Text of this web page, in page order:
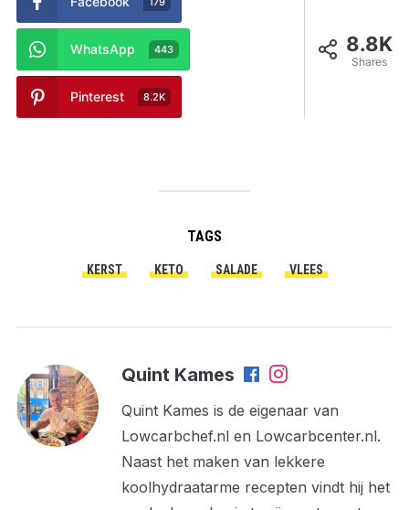
8.8K
Shares
WhatsApp 443
Pinterest 8.2K
TAGS
KERST KETO SALADE VLEES
Quint Kames
Quint Kames is de eigenaar van
Lowcarbchef.nl en Lowcarbcenter.nl.
Naast het maken van lekkere
koolhydraatarme recepten vindt hij het